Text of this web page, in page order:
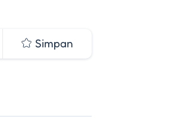
Simpan